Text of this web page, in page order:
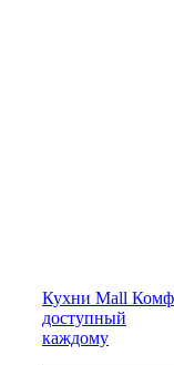
Кухни Mall
доступный
каждому